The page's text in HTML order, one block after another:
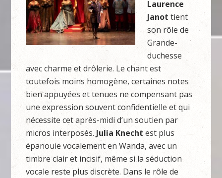
Laurence
Janot tient
son rôle de
Grande-
duchesse
avec charme et drôlerie. Le chant est
toutefois moins homogène, certaines notes
bien appuyées et tenues ne compensant pas
une expression souvent confidentielle et qui
nécessite cet après-midi d’un soutien par
micros interposés. Julia Knecht est plus
épanouie vocalement en Wanda, avec un
timbre clair et incisif, même si la séduction
vocale reste plus discrète. Dans le rôle de